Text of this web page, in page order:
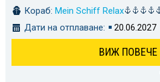
Кораб: Mein Schiff Relax
Дати на отплаване:
20.06.2027
ВИЖ ПОВЕЧЕ